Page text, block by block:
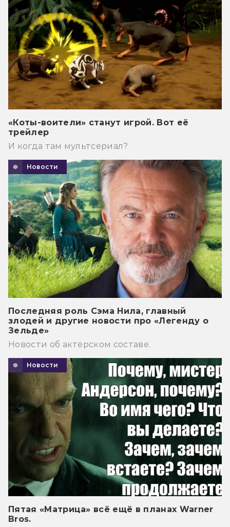
«Коты-воители» станут игрой. Вот её
трейлер
И когда там мультсериал?
Новости
Последняя роль Сэма Нила, главный
злодей и другие новости про «Легенду о
Зельде»
Новости об актёрском составе.
Новости
Пятая «Матрица» всё ещё в планах Warner
Bros.